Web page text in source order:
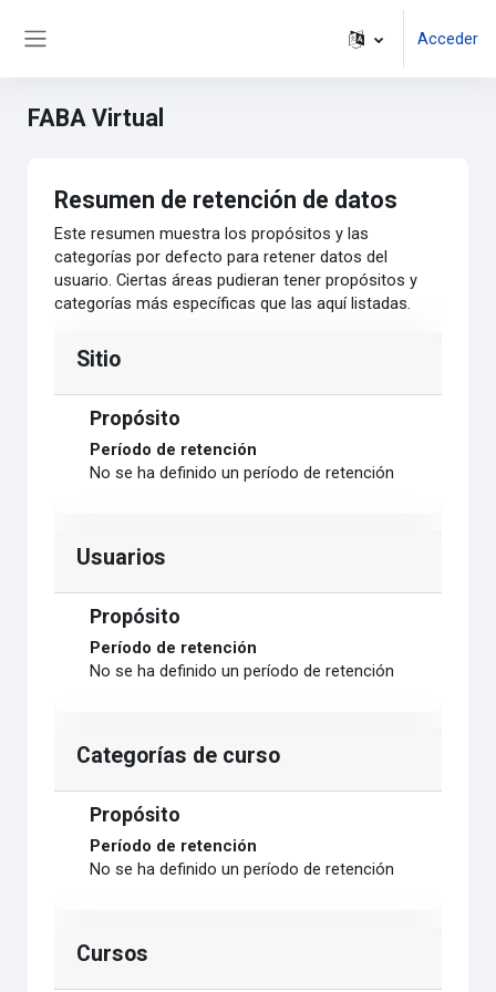
Acceder
FABA Virtual
Resumen de retención de datos
Este resumen muestra los propósitos y las
categorías por defecto para retener datos del
usuario. Ciertas áreas pudieran tener propósitos y
categorías más específicas que las aquí listadas.
Sitio
Propósito
Período de retención
No se ha definido un período de retención
Usuarios
Propósito
Período de retención
No se ha definido un período de retención
Categorías de curso
Propósito
Período de retención
No se ha definido un período de retención
Cursos